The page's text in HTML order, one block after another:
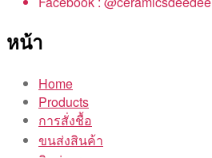
หน้า
Home
Products
การสั่งชื้อ
ขนส่งสินค้า